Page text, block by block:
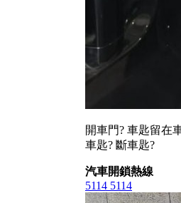
開車門? 車匙留在
車匙? 斷車匙?
汽車開鎖熱線
5114 5114